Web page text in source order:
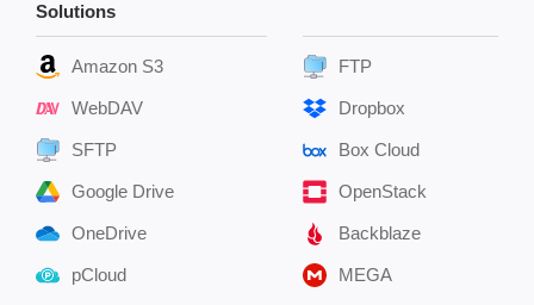
Solutions
Amazon S3
WebDAV
SFTP
Google Drive
OneDrive
pCloud
FTP
Dropbox
Box Cloud
OpenStack
Backblaze
MEGA